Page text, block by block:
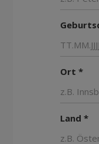
Ort *
Land *